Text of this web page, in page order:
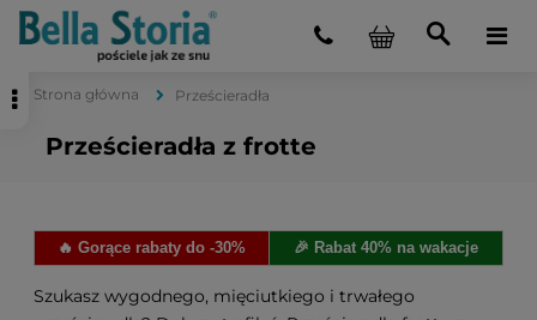
Strona główna Prześcieradła
Prześcieradła z frotte
🔥 Gorące rabaty do -30% 🎉 Rabat 40% na wakacje
Szukasz wygodnego, mięciutkiego i trwałego